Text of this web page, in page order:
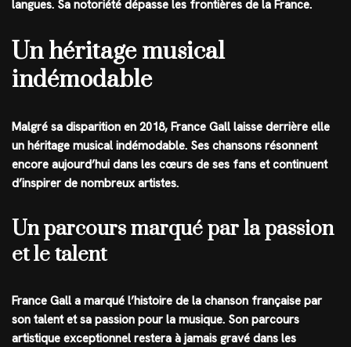
langues. Sa notoriété dépasse les frontières de la France.
Un héritage musical
indémodable
Malgré sa disparition en 2018, France Gall laisse derrière elle
un héritage musical indémodable. Ses chansons résonnent
encore aujourd’hui dans les cœurs de ses fans et continuent
d’inspirer de nombreux artistes.
Un parcours marqué par la passion
et le talent
France Gall a marqué l’histoire de la chanson française par
son talent et sa passion pour la musique. Son parcours
artistique exceptionnel restera à jamais gravé dans les